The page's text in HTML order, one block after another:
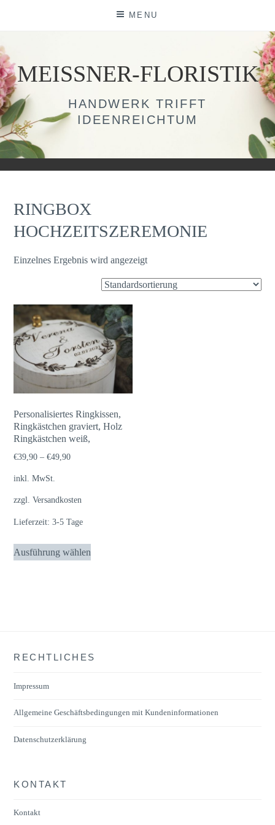
MENU
MEISSNER-FLORISTIK
HANDWERK TRIFFT
IDEENREICHTUM
RINGBOX
HOCHZEITSZEREMONIE
Einzelnes Ergebnis wird angezeigt
Personalisiertes Ringkissen,
Ringkästchen graviert, Holz
Ringkästchen weiß,
€39,90 –€49,90
inkl. MwSt.
zzgl.Versandkosten
Lieferzeit:3-5 Tage
Ausführung wählen
Dieses
Produkt
Optionen
der
RECHTLICHES
Impressum
Allgemeine Geschäftsbedingungen mit Kundeninformationen
Datenschutzerklärung
KONTAKT
Kontakt